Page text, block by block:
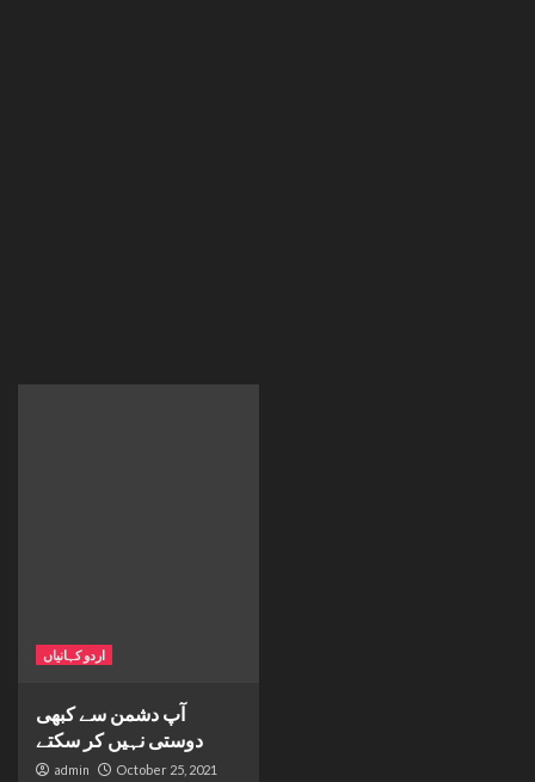
اردو کہانیاں
آپ دشمن سے کبھی
دوستی نہیں کر سکتے
admin October 25, 2021